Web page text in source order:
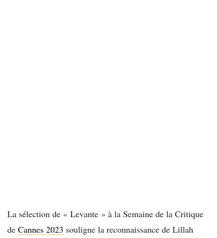
La sélection de « Levante » à la Semaine de la Critique
de Cannes 2023 souligne la reconnaissance de Lillah